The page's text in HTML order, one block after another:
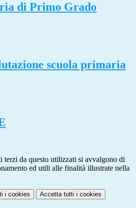
di Primo Grado
scuola primaria
terzi da questo utilizzati si avvalgono di
ed utili alle finalità illustrate nella
i cookies Accetta tutti i cookies